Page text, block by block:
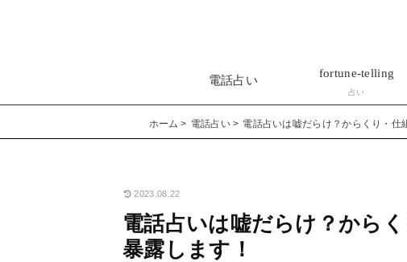
電話占い
fortune-telling
占い
ホーム 電話占い 電話占いは嘘だらけ？からくり・仕
2023.08.22
電話占いは嘘だらけ？から
暴露します！